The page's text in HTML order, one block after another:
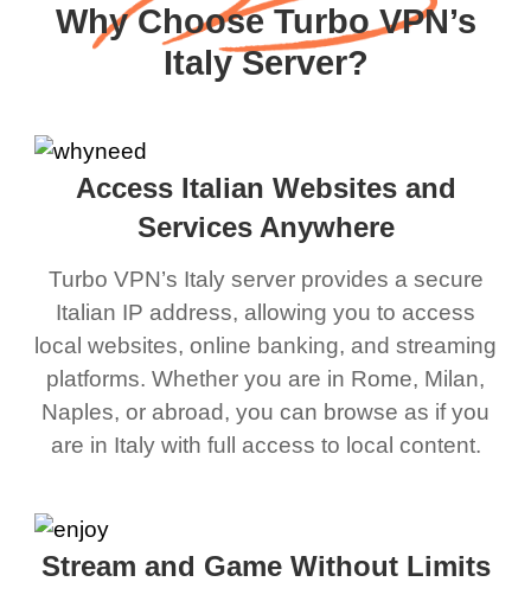
Why Choose Turbo VPN’s
Italy Server?
Access Italian Websites and
Services Anywhere
Turbo VPN’s Italy server provides a secure
Italian IP address, allowing you to access
local websites, online banking, and streaming
platforms. Whether you are in Rome, Milan,
Naples, or abroad, you can browse as if you
are in Italy with full access to local content.
Stream and Game Without Limits